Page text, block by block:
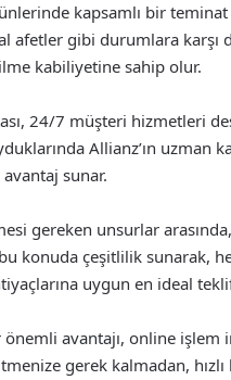
kapsamlı bir
afetler gibi durumlara karşı
kabiliyetine sahip olur.
24/7 müşteri hizmetleri
Allianz’ın uzman
sunar.
gereken unsurlar
konuda çeşitlilik sunarak,
uygun en ideal
avantajı, online işlem
gerek kalmadan,